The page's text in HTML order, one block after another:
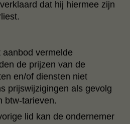
dat hij hiermee zijn
vermelde
de prijzen van de
en/of diensten niet
prijswijzigingen als gevolg
btw-tarieven.
lid kan de ondernemer